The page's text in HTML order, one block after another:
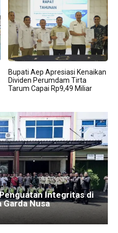
Bupati Aep Apresiasi Kenaikan
Dividen Perumdam Tirta
Tarum Capai Rp9,49 Miliar
Kembali Padat,
Penuh”